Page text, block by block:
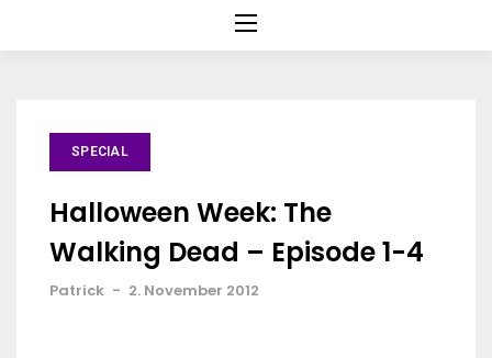
SPECIAL
Halloween Week: The
Walking Dead – Episode 1-4
Patrick - 2. November 2012